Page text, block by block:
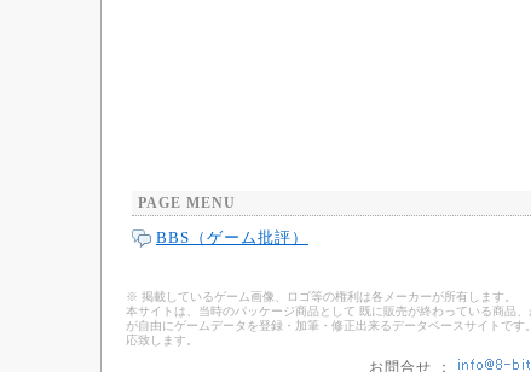
PAGE MENU
BBS（ゲーム批評）
※ 掲載しているゲーム画像、ロゴ等の権利は各メーカーが所有します。
本サイトは、当時のパッケージ商品として 既に販売が終わっている商品
が自由にゲームデータを登録・加筆・修正出来るデータベースサイトで
応致します。
お問合せ ：